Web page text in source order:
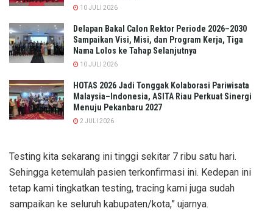
10 JULI 2026
Delapan Bakal Calon Rektor Periode 2026–2030
Sampaikan Visi, Misi, dan Program Kerja, Tiga
Nama Lolos ke Tahap Selanjutnya
10 JULI 2026
HOTAS 2026 Jadi Tonggak Kolaborasi Pariwisata
Malaysia–Indonesia, ASITA Riau Perkuat Sinergi
Menuju Pekanbaru 2027
2 JULI 2026
Testing kita sekarang ini tinggi sekitar 7 ribu satu hari.
Sehingga ketemulah pasien terkonfirmasi ini. Kedepan ini
tetap kami tingkatkan testing, tracing kami juga sudah
sampaikan ke seluruh kabupaten/kota,” ujarnya.